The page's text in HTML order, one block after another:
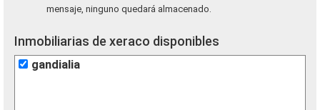
mensaje, ninguno quedará almacenado.
Inmobiliarias de xeraco disponibles
gandialia